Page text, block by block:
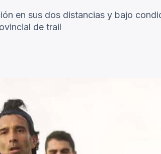
en sus dos distancias y bajo
de trail